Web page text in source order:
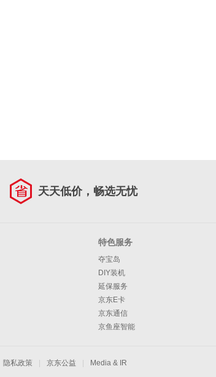
天天低价，畅选无忧
特色服务
夺宝岛
DIY装机
延保服务
京东E卡
京东通信
京鱼座智能
隐私政策 京东公益 Media & IR